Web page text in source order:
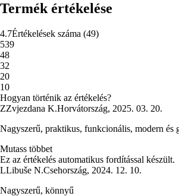
Termék értékelése
4.7Értékelések száma (49)
539
48
32
20
10
Hogyan történik az értékelés?
ZZvjezdana K.Horvátország, 2025. 03. 20.
Nagyszerű, praktikus, funkcionális, modern
Mutass többet
Ez az értékelés automatikus fordítással készült.
LLibuše N.Csehország, 2024. 12. 10.
Nagyszerű, könnyű